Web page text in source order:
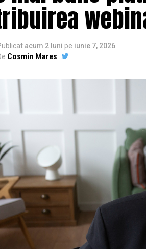
acum 2 luni pe iunie 7, 2026
Cosmin Mares